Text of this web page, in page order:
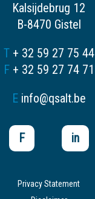
Kalsijdebrug 12
B-8470 Gistel
T + 32 59 27 75 44
F+ 32 59 27 74 71
E info@qsalt.be
F in
Privacy Statement